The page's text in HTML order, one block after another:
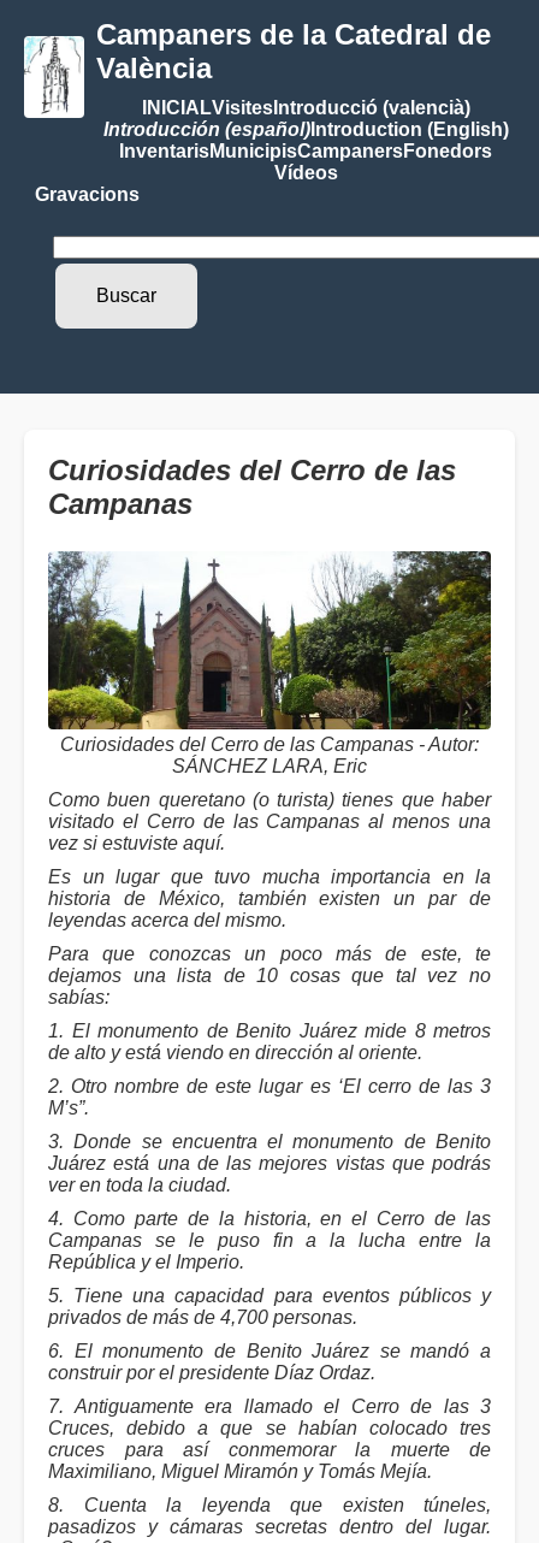
Campaners de la Catedral de
València
INICIALVisitesIntroducció (valencià)
Introducción (español)Introduction (English)
InventarisMunicipisCampanersFonedors
Vídeos
Gravacions
Curiosidades del Cerro de las
Campanas
Curiosidades del Cerro de las Campanas - Autor:
SÁNCHEZ LARA, Eric
Como buen queretano (o turista) tienes que haber
visitado el Cerro de las Campanas al menos una
vez si estuviste aquí.
Es un lugar que tuvo mucha importancia en la
historia de México, también existen un par de
leyendas acerca del mismo.
Para que conozcas un poco más de este, te
dejamos una lista de 10 cosas que tal vez no
sabías:
1. El monumento de Benito Juárez mide 8 metros
de alto y está viendo en dirección al oriente.
2. Otro nombre de este lugar es ‘El cerro de las 3
M’s”.
3. Donde se encuentra el monumento de Benito
Juárez está una de las mejores vistas que podrás
ver en toda la ciudad.
4. Como parte de la historia, en el Cerro de las
Campanas se le puso fin a la lucha entre la
República y el Imperio.
5. Tiene una capacidad para eventos públicos y
privados de más de 4,700 personas.
6. El monumento de Benito Juárez se mandó a
construir por el presidente Díaz Ordaz.
7. Antiguamente era llamado el Cerro de las 3
Cruces, debido a que se habían colocado tres
cruces para así conmemorar la muerte de
Maximiliano, Miguel Miramón y Tomás Mejía.
8. Cuenta la leyenda que existen túneles,
pasadizos y cámaras secretas dentro del lugar.